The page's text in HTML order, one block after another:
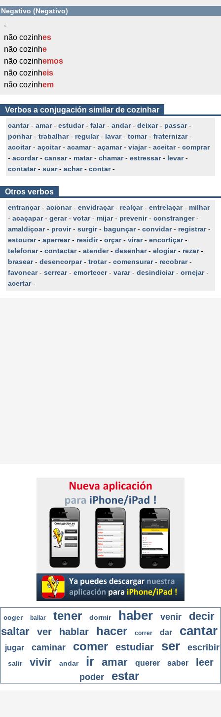
Negativo (Negativo)
-
não cozinhes
não cozinhe
não cozinhemos
não cozinheis
não cozinhem
Verbos a conjugación similar de cozinhar
cantar- amar- estudar- falar- andar- deixar- passar-
ponhar- trabalhar- regular- lavar- tomar- fraternizar-
acoitar- açoitar- acamar- açamar- viajar- aceitar- comprar
- acordar- cansar- matar- chamar- estressar- levar-
contatar- suar- achar- contar-
Otros verbos
entrançar- acionar- envidraçar- realçar- entrelaçar- milhar
- acaçapar- gerar- votar- mijar- prevenir- constranger-
amaldiçoar- provir- surgir- bagunçar- convidar- registrar-
estourar- aperrear- residir- orçar- virar- encortiçar-
telefonar- contactar- atender- desenhar- elogiar- rezar-
brasear- desencorpar- trotar- comensurar- recobrar-
favonear- serrear- emortecer- varar- desindiciar- ornejar-
acertar-
coger bailar tener dormir haber venir
decir
saltar
ver hablar hacer correr dar cantar
jugar caminar comer estudiar ser escribir
salir vivir andar ir amar querer saber leer
poder estar